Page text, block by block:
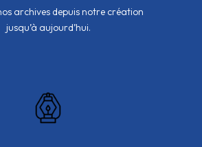
archives depuis notre création
jusqu’à aujourd’hui.